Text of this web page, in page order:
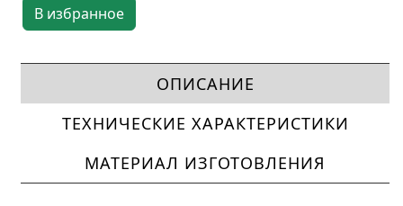
ОПИСАНИЕ
ТЕХНИЧЕСКИЕ ХАРАКТЕРИСТИКИ
МАТЕРИАЛ ИЗГОТОВЛЕНИЯ